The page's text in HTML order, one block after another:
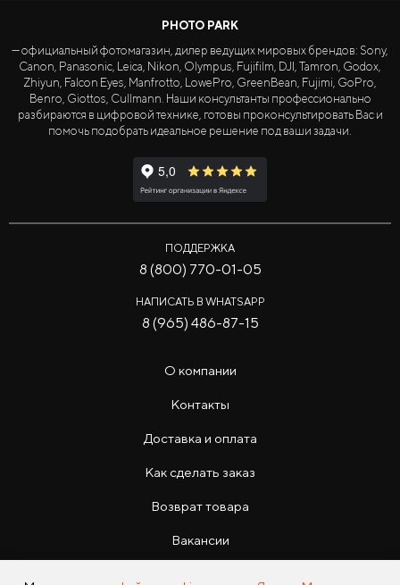
PHOTO PARK
— официальный фотомагазин, дилер ведущих мировых брендов: Sony,
Canon, Panasonic, Leica, Nikon, Olympus, Fujifilm, DJI, Tamron, Godox,
Zhiyun, Falcon Eyes, Manfrotto, LowePro, GreenBean, Fujimi, GoPro,
Benro, Giottos, Cullmann. Наши консультанты профессионально
разбираются в цифровой технике, готовы проконсультировать Вас и
помочь подобрать идеальное решение под ваши задачи.
ПОДДЕРЖКА
8 (800) 770-01-05
НАПИСАТЬ В WHATSAPP
8 (965) 486-87-15
О компании
Контакты
Доставка и оплата
Как сделать заказ
Возврат товара
Вакансии